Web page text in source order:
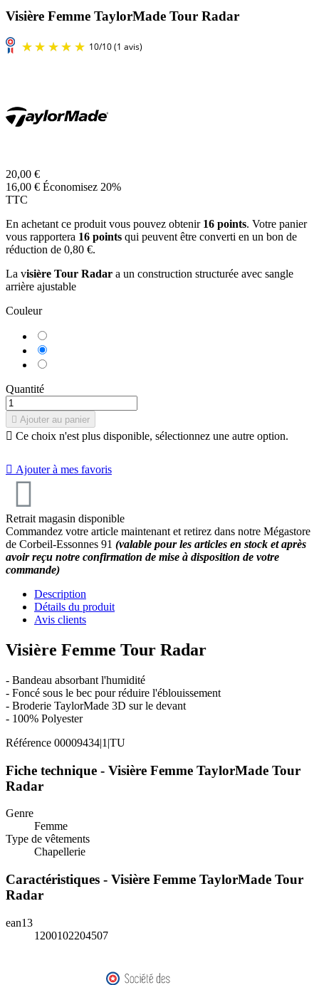
Visière Femme TaylorMade Tour Radar
20,00 €
16,00 € Économisez 20%
TTC
En achetant ce produit vous pouvez obtenir 16 points. Votre panier
vous rapportera 16 points qui peuvent être converti en un bon de
réduction de 0,80 €.
La visière Tour Radar a un construction structurée avec sangle
arrière ajustable
Couleur
Quantité
 Ajouter au panier
 Ce choix n'est plus disponible, sélectionnez une autre option.
 Ajouter à mes favoris
Retrait magasin disponible
Commandez votre article maintenant et retirez dans notre Mégastore
de Corbeil-Essonnes 91 (valable pour les articles en stock et après
avoir reçu notre confirmation de mise à disposition de votre
commande)
Description
Détails du produit
Avis clients
Visière Femme Tour Radar
- Bandeau absorbant l'humidité
- Foncé sous le bec pour réduire l'éblouissement
- Broderie TaylorMade 3D sur le devant
- 100% Polyester
Référence 00009434|1|TU
Fiche technique - Visière Femme TaylorMade Tour
Radar
Genre
Femme
Type de vêtements
Chapellerie
Caractéristiques - Visière Femme TaylorMade Tour
Radar
ean13
1200102204507